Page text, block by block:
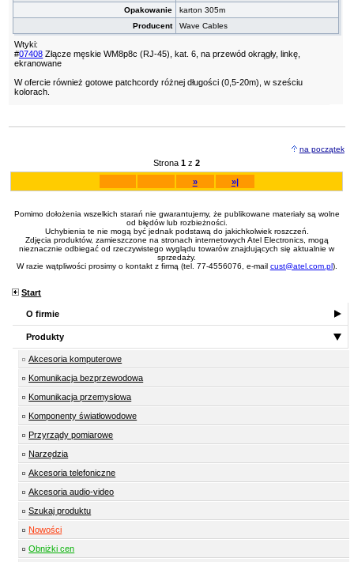
Opakowanie
karton 305m
Producent
Wave Cables
Wtyki:
#07408 Złącze męskie WM8p8c (RJ-45), kat. 6, na przewód okrągły, linkę,
ekranowane
W ofercie również gotowe patchcordy różnej długości (0,5-20m), w sześciu
kolorach.
na początek
Strona1 z2
»
»|
Pomimo dołożenia wszelkich starań nie gwarantujemy, że publikowane materiały są wolne
od błędów lub rozbieżności.
Uchybienia te nie mogą być jednak podstawą do jakichkolwiek roszczeń.
Zdjęcia produktów, zamieszczone na stronach internetowych Atel Electronics, mogą
nieznacznie odbiegać od rzeczywistego wyglądu towarów znajdujących się aktualnie w
sprzedaży.
W razie wątpliwości prosimy o kontakt z firmą (tel. 77-4556076, e-mail cust@atel.com.pl).
Start
O firmie
Produkty
Akcesoria komputerowe
Komunikacja bezprzewodowa
Komunikacja przemysłowa
Komponenty światłowodowe
Przyrządy pomiarowe
Narzędzia
Akcesoria telefoniczne
Akcesoria audio-video
Szukaj produktu
Nowości
Obniżki cen